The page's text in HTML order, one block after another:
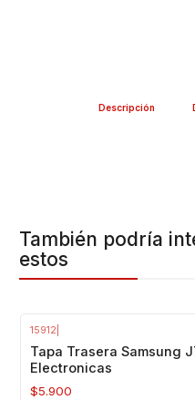
Descripción
También podría
estos
15912
Tapa Trasera Samsung
Electronicas
$5.900